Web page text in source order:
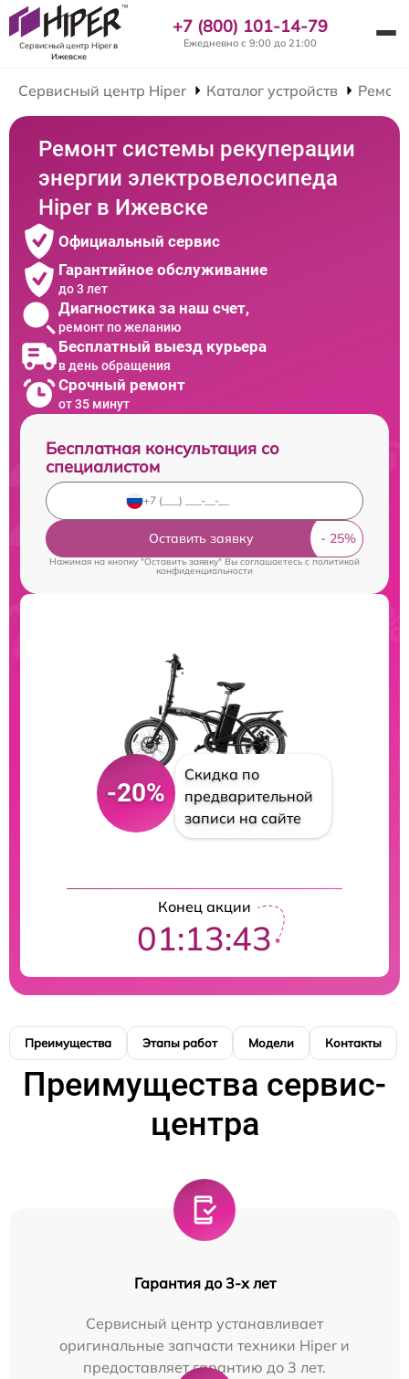
Сервисный центр Hiperв
Ижевске
+7 (800) 101-14-79
Ежедневно с 9:00 до 21:00
Сервисный центр Hiper Каталог устройств
Ремонт системы рекуперации
энергии электровелосипеда
Hiper в Ижевске
Официальный сервис
Гарантийное обслуживание
до 3 лет
Диагностика за наш счет,
ремонт по желанию
Бесплатный выезд курьера
в день обращения
Срочный ремонт
от 35 минут
Бесплатная консультация со
специалистом
Оставить заявку
Нажимая на кнопку "Оставить заявку" Вы соглашаетесь cполитикой
конфиденциальности
-20%
Скидка по
предварительной
записи на сайте
Конец акции
01:13:42
Преимущества Этапы работ Модели Контакты
Преимущества сервис-
центра
Гарантия до 3-х лет
Сервисный центр устанавливает
оригинальные запчасти техники Hiper и
предоставляет гарантию до 3 лет.